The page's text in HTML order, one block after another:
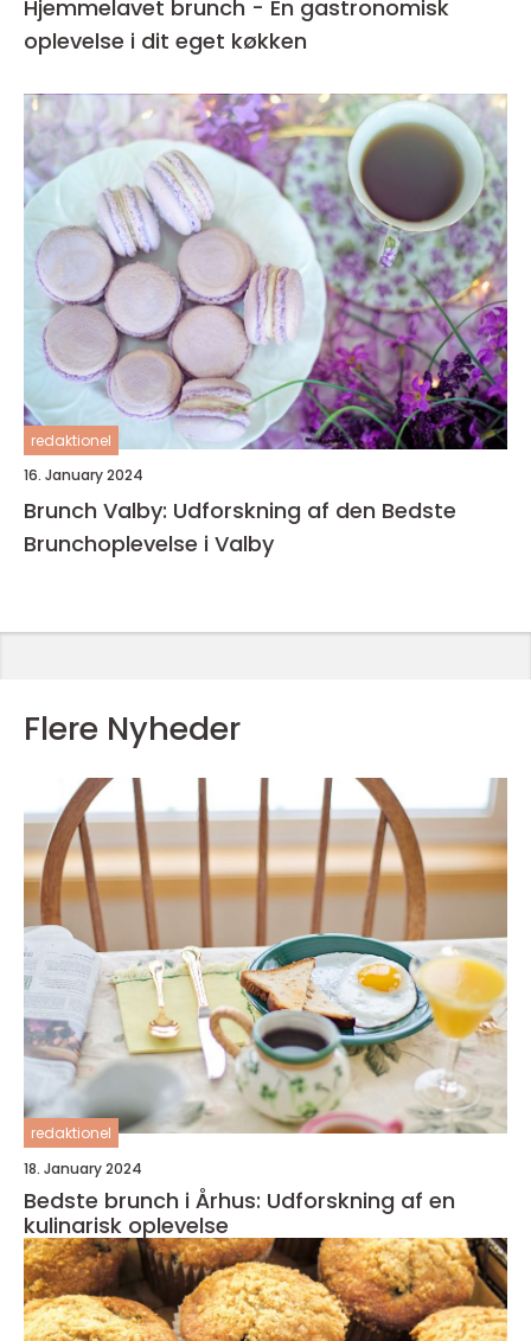
Hjemmelavet brunch - En gastronomisk
oplevelse i dit eget køkken
redaktionel
16. January 2024
Brunch Valby: Udforskning af den Bedste
Brunchoplevelse i Valby
Flere Nyheder
redaktionel
18. January 2024
Bedste brunch i Århus: Udforskning af en
kulinarisk oplevelse